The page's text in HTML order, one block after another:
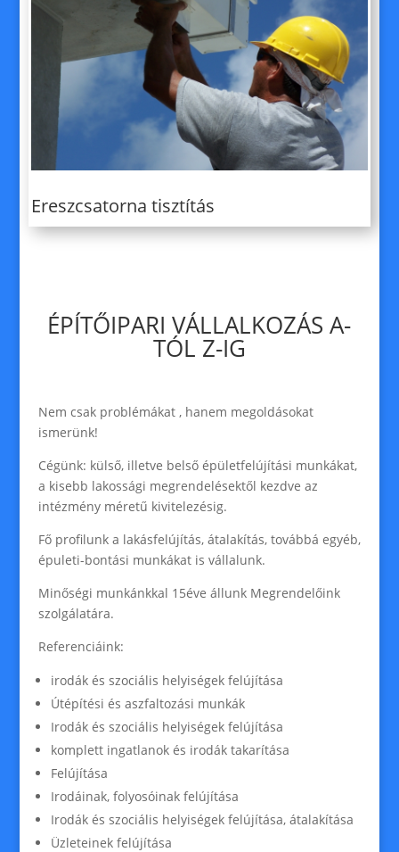
Ereszcsatorna tisztítás
ÉPÍTŐIPARI VÁLLALKOZÁS A-
TÓL Z-IG
Nem csak problémákat , hanem megoldásokat
ismerünk!
Cégünk: külső, illetve belső épületfelújítási munkákat,
a kisebb lakossági megrendelésektől kezdve az
intézmény méretű kivitelezésig.
Fő profilunk a lakásfelújítás, átalakítás, továbbá egyéb,
épuleti-bontási munkákat is vállalunk.
Minőségi munkánkkal 15éve állunk Megrendelőink
szolgálatára.
Referenciáink:
irodák és szociális helyiségek felújítása
Útépítési és aszfaltozási munkák
Irodák és szociális helyiségek felújítása
komplett ingatlanok és irodák takarítása
Felújítása
Irodáinak, folyosóinak felújítása
Irodák és szociális helyiségek felújítása, átalakítása
Üzleteinek felújítása